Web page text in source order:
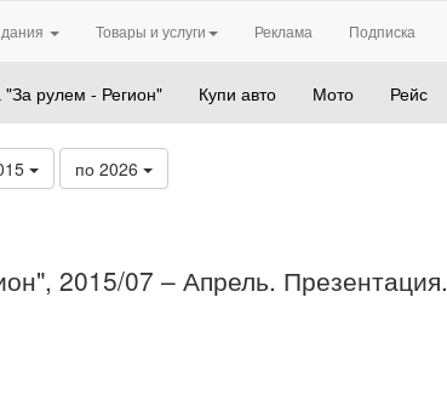
Товары и услуги Реклама Подписка
"За рулем - Регион" Купи авто Мото Рейс
по 2026
2015/07 – Апрель. Презентация.